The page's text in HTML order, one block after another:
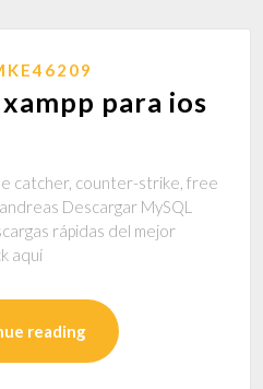
para ios
catcher, counter-strike, free
Descargar MySQL
rápidas del mejor
aquí
reading